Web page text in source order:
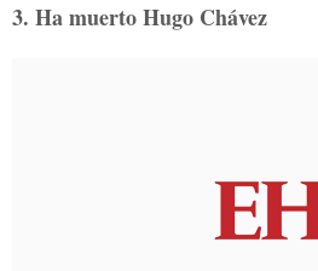
3. Ha muerto Hugo Chávez